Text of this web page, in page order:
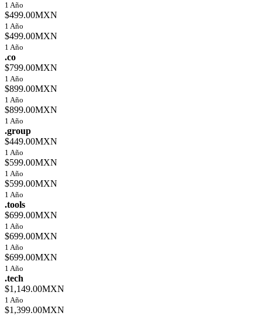
1 Año
$499.00MXN
1 Año
$499.00MXN
1 Año
.co
$799.00MXN
1 Año
$899.00MXN
1 Año
$899.00MXN
1 Año
.group
$449.00MXN
1 Año
$599.00MXN
1 Año
$599.00MXN
1 Año
.tools
$699.00MXN
1 Año
$699.00MXN
1 Año
$699.00MXN
1 Año
.tech
$1,149.00MXN
1 Año
$1,399.00MXN